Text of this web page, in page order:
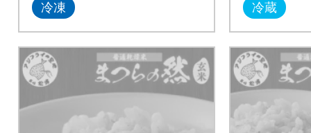
冷凍 冷蔵